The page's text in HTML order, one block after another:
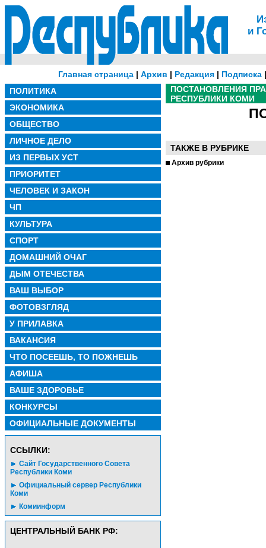
и
Главная страница | Архив | Редакция | Подписка
ПОЛИТИКА
ЭКОНОМИКА
ОБЩЕСТВО
ЛИЧНОЕ ДЕЛО
ИЗ ПЕРВЫХ УСТ
ПРИОРИТЕТ
ЧЕЛОВЕК И ЗАКОН
ЧП
КУЛЬТУРА
СПОРТ
ДОМАШНИЙ ОЧАГ
ДЫМ ОТЕЧЕСТВА
ВАШ ВЫБОР
ФОТОВЗГЛЯД
У ПРИЛАВКА
ВАКАНСИЯ
ЧТО ПОСЕЕШЬ, ТО ПОЖНЕШЬ
АФИША
ВАШЕ ЗДОРОВЬЕ
КОНКУРСЫ
ОФИЦИАЛЬНЫЕ ДОКУМЕНТЫ
CСЫЛКИ:
Сайт Государственного Совета
Республики Коми
Официальный сервер Республики
Коми
Комиинформ
ЦЕНТРАЛЬНЫЙ БАНК РФ:
ПОСТАНОВЛЕНИЯ
РЕСПУБЛИКИ КОМИ
ТАКЖЕ В РУБРИКЕ
Архив рубрики